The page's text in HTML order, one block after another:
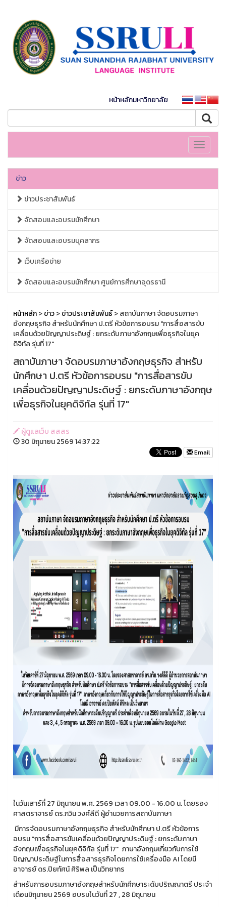
หน้าหลักมหาวิทยาลัย
Toggle
ข่าว
ข่าวประชาสัมพันธ์
จัดสอบและอบรมนักศึกษา
จัดสอบและอบรมบุคลากร
เว็บเครือข่าย
จัดสอบและอบรมนักศึกษา ศูนย์การศึกษาอุดรธานี
หน้าหลัก>ข่าว>ข่าวประชาสัมพันธ์> สถาบันภาษา จัดอบรมภาษา
อังกฤษธุรกิจ สำหรับนักศึกษา ป.ตรี หัวข้อการอบรม "การสื่อสารขับ
เคลื่อนด้วยปัญญาประดิษฐ์ : ยกระดับภาษาอังกฤษเพื่อธุรกิจในยุค
ดิจิทัล รุ่นที่ 17"
สถาบันภาษา จัดอบรมภาษาอังกฤษธุรกิจ สำหรับ
นักศึกษา ป.ตรี หัวข้อการอบรม "การสื่อสารขับ
เคลื่อนด้วยปัญญาประดิษฐ์ : ยกระดับภาษาอังกฤษ
เพื่อธุรกิจในยุคดิจิทัล รุ่นที่ 17"
ผู้ดูแลเว็บ สสสร
30 มิถุนายน 2569 14:37:22
Email
ในวันเสาร์ที่ 27 มิถุนายน พ.ศ. 2569 เวลา 09.00 - 16.00 น. โดยรอง
ศาสตราจารย์ ดร.กวิน วงศ์ลีดี ผู้อำนวยการสถาบันภาษา
มีการจัดอบรมภาษาอังกฤษธุรกิจ สำหรับนักศึกษา ป.ตรี หัวข้อการ
อบรม "การสื่อสารขับเคลื่อนด้วยปัญญาประดิษฐ์ : ยกระดับภาษา
อังกฤษเพื่อธุรกิจในยุคดิจิทัล รุ่นที่ 17" ภาษาอังกฤษเกี่ยวกับการใช้
ปัญญาประดิษฐ์ในการสื่อสารธุรกิจโดยการใช้เครื่องมือ AI โดยมี
อาจารย์ ดร.ปิยทัศน์ ศิริพล เป็นวิทยากร
สำหรับการอบรมภาษาอังกฤษสำหรับนักศึกษาระดับปริญญาตรี ประจำ
เดือนมิถุนายน 2569 อบรมในวันที่ 27 , 28 มิถุนายน